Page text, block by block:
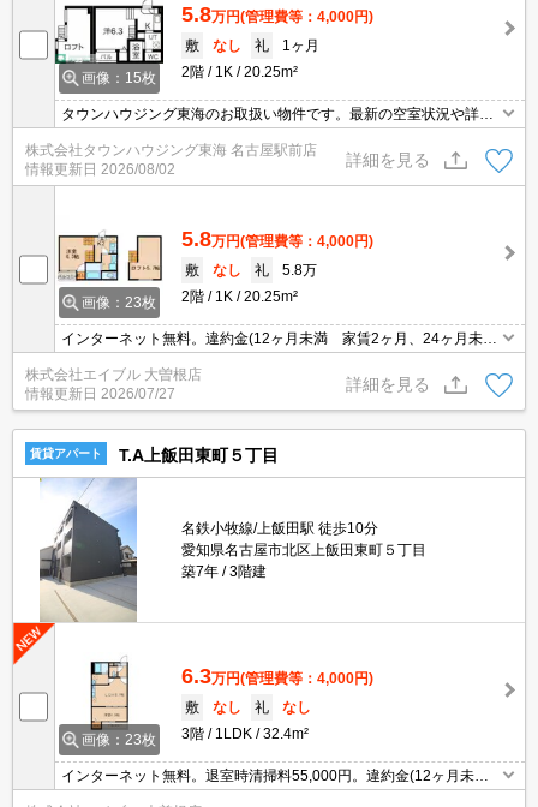
画像：15枚
5.8万円(管理費等：4,000円)
敷
なし 礼
1ヶ月
2階
1K 20.25m²
タウンハウジング東海のお取扱い物件です。最新の空室状況や詳細
などお気軽にお問い合わせください。
株式会社タウンハウジング東海 名古屋駅前店
情報更新日 2026/08/02
詳細を見る
画像：23枚
5.8万円(管理費等：4,000円)
敷
なし 礼
5.8万
2階
1K 20.25m²
インターネット無料。違約金(12ヶ月未満 家賃2ヶ月、24ヶ月未
満 家賃1ヶ月)。退去時、エアコン洗浄代13,200円。
株式会社エイブル 大曽根店
情報更新日 2026/07/27
詳細を見る
賃貸アパート T.A上飯田東町５丁目
名鉄小牧線/上飯田駅 徒歩10分
愛知県名古屋市北区上飯田東町５丁目
築7年
3階建
画像：23枚
6.3万円(管理費等：4,000円)
敷
なし 礼
なし
3階
1LDK 32.4m²
インターネット無料。退室時清掃料55,000円。違約金(12ヶ月未
満 家賃2ヶ月、24ヶ月未満 家賃1ヶ月)。